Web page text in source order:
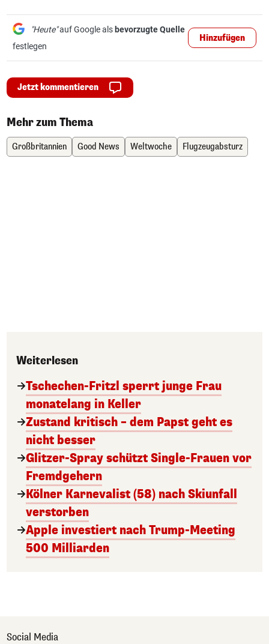
"Heute"auf Google als bevorzugte Quelle
festlegen
Hinzufügen
Jetzt kommentieren
Mehr zum Thema
Großbritannien Good News Weltwoche Flugzeugabsturz
Weiterlesen
Tschechen-Fritzl sperrt junge Frau
monatelang in Keller
Zustand kritisch – dem Papst geht es
nicht besser
Glitzer-Spray schützt Single-Frauen vor
Fremdgehern
Kölner Karnevalist (58) nach Skiunfall
verstorben
Apple investiert nach Trump-Meeting
500 Milliarden
Social Media